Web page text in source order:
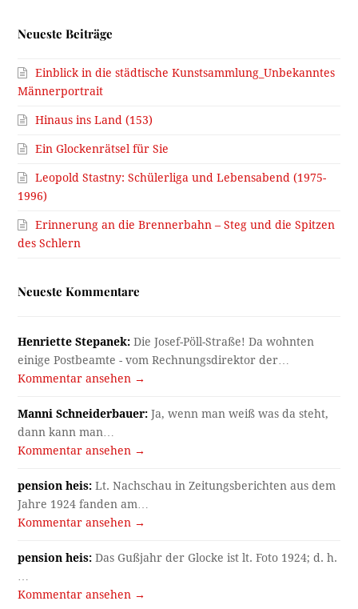
Neueste Beiträge
Einblick in die städtische Kunstsammlung_Unbekanntes
Männerportrait
Hinaus ins Land (153)
Ein Glockenrätsel für Sie
Leopold Stastny: Schülerliga und Lebensabend (1975-
1996)
Erinnerung an die Brennerbahn – Steg und die Spitzen
des Schlern
Neueste Kommentare
Henriette Stepanek: Die Josef-Pöll-Straße! Da wohnten
einige Postbeamte - vom Rechnungsdirektor der…
Kommentar ansehen →
Manni Schneiderbauer: Ja, wenn man weiß was da steht,
dann kann man…
Kommentar ansehen →
pension heis: Lt. Nachschau in Zeitungsberichten aus dem
Jahre 1924 fanden am…
Kommentar ansehen →
pension heis: Das Gußjahr der Glocke ist lt. Foto 1924; d. h.
Kommentar ansehen →